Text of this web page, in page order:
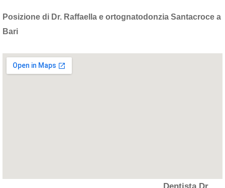
Posizione di Dr. Raffaella e ortognatodonzia Santacroce a
Bari